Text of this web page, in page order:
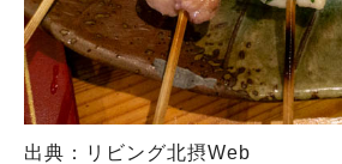
出典：リビング北摂Web